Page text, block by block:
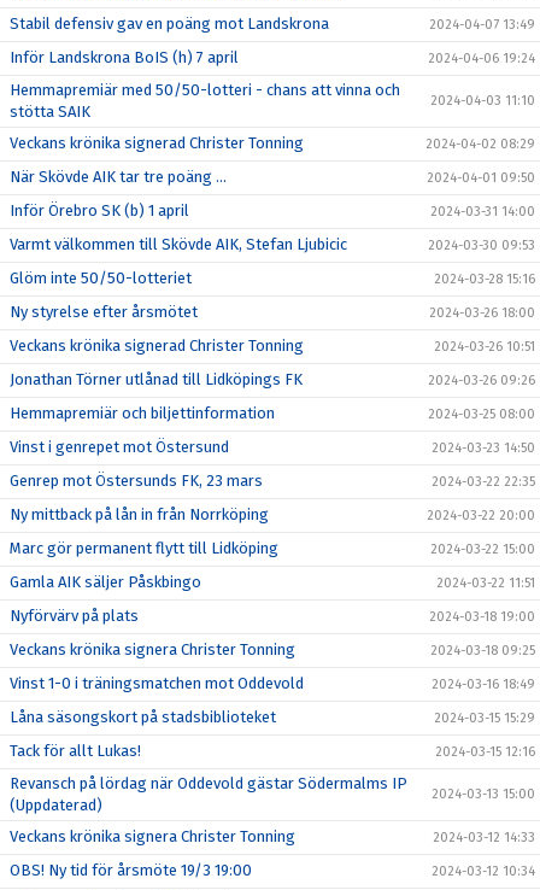
Stabil defensiv gav en poäng mot Landskrona 2024-04-07 13:49
Inför Landskrona BoIS (h) 7 april 2024-04-06 19:24
Hemmapremiär med 50/50-lotteri - chans att vinna och
stötta SAIK
2024-04-03 11:10
Veckans krönika signerad Christer Tonning 2024-04-02 08:29
När Skövde AIK tar tre poäng ... 2024-04-01 09:50
Inför Örebro SK (b) 1 april 2024-03-31 14:00
Varmt välkommen till Skövde AIK, Stefan Ljubicic 2024-03-30 09:53
Glöm inte 50/50-lotteriet 2024-03-28 15:16
Ny styrelse efter årsmötet 2024-03-26 18:00
Veckans krönika signerad Christer Tonning 2024-03-26 10:51
Jonathan Törner utlånad till Lidköpings FK 2024-03-26 09:26
Hemmapremiär och biljettinformation 2024-03-25 08:00
Vinst i genrepet mot Östersund 2024-03-23 14:50
Genrep mot Östersunds FK, 23 mars 2024-03-22 22:35
Ny mittback på lån in från Norrköping 2024-03-22 20:00
Marc gör permanent flytt till Lidköping 2024-03-22 15:00
Gamla AIK säljer Påskbingo 2024-03-22 11:51
Nyförvärv på plats 2024-03-18 19:00
Veckans krönika signera Christer Tonning 2024-03-18 09:25
Vinst 1-0 i träningsmatchen mot Oddevold 2024-03-16 18:49
Låna säsongskort på stadsbiblioteket 2024-03-15 15:29
Tack för allt Lukas! 2024-03-15 12:16
Revansch på lördag när Oddevold gästar Södermalms IP
(Uppdaterad)
2024-03-13 15:00
Veckans krönika signera Christer Tonning 2024-03-12 14:33
OBS! Ny tid för årsmöte 19/3 19:00 2024-03-12 10:34